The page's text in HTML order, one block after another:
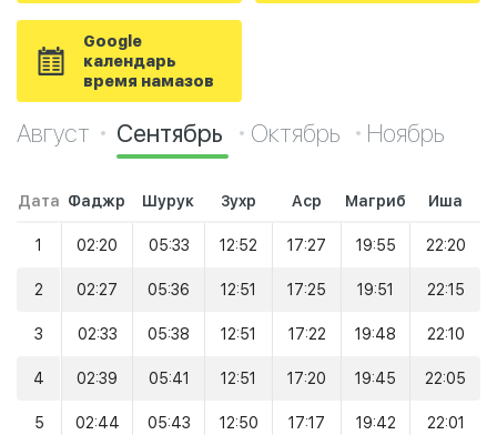
Google
календарь
время намазов
Август Сентябрь Октябрь Ноябрь
Дата Фаджр Шурук Зухр Аср Магриб Иша
1 02:20 05:33 12:52 17:27 19:55 22:20
2 02:27 05:36 12:51 17:25 19:51 22:15
3 02:33 05:38 12:51 17:22 19:48 22:10
4 02:39 05:41 12:51 17:20 19:45 22:05
5 02:44 05:43 12:50 17:17 19:42 22:01